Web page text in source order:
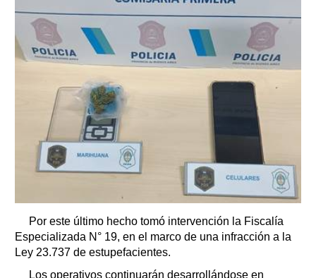
Por este último hecho tomó intervención la Fiscalía
Especializada N° 19, en el marco de una infracción a la
Ley 23.737 de estupefacientes.
Los operativos continuarán desarrollándose en